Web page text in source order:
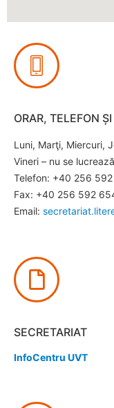
ORAR, TELEFON
Luni, Marţi, Miercuri,
Vineri – nu se
Telefon: +40 256
Fax: +40 256 592
Email:
SECRETARIAT
InfoCentru UVT